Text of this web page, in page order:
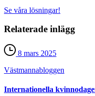
Se våra lösningar!
Relaterade inlägg
8 mars 2025
Västmanna­bloggen
Internationella